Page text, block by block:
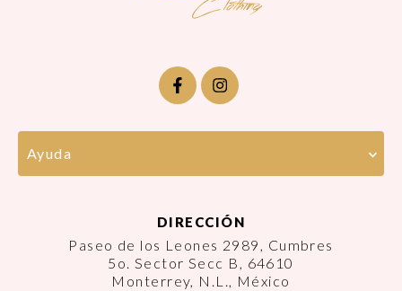
Ayuda
DIRECCIÓN
Paseo de los Leones 2989, Cumbres
5o. Sector Secc B, 64610
Monterrey, N.L., México